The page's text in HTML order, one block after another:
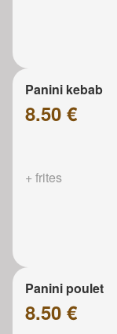
Panini kebab
8.50 €
+ frites
Panini poulet
8.50 €